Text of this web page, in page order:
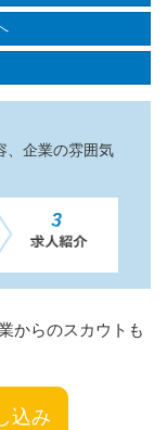
、企業の雰囲気
からのスカウトも
込み